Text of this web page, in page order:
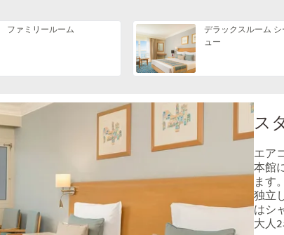
ファミリールーム
デラックスルーム
ュー
ス
エア
本館
ます
独立
はシ
大人